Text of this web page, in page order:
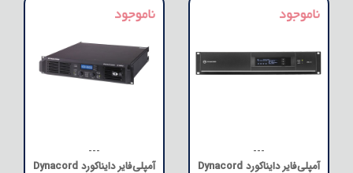
---
آمپلی‌فایر دایناکورد Dynacord
---
آمپلی‌فایر دایناکورد Dynacord